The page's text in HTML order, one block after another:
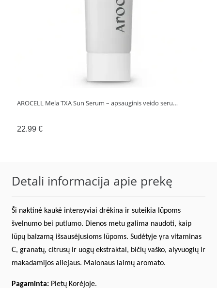
AROCELL Mela TXA Sun Serum – apsauginis veido seru…
22.99 €
Detali informacija apie prekę
Ši naktinė kaukė intensyviai drėkina ir suteikia lūpoms
švelnumo bei putlumo. Dienos metu galima naudoti, kaip
lūpų balzamą išsausėjusioms lūpoms. Sudėtyje yra vitaminas
C, granatų, citrusų ir uogų ekstraktai, bičių vaško, alyvuogių ir
makadamijos aliejaus. Malonaus laimų aromato.
Pagaminta: Pietų Korėjoje.